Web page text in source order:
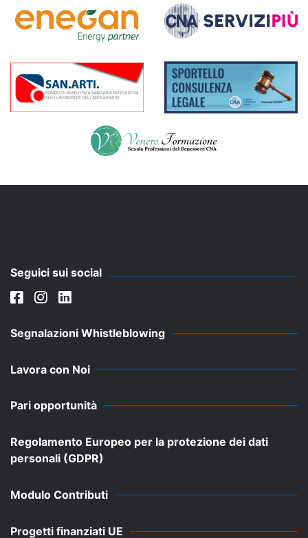
Seguici sui social
Segnalazioni Whistleblowing
Lavora con Noi
Pari opportunità
Regolamento Europeo per la protezione dei dati
personali (GDPR)
Modulo Contributi
Progetti finanziati UE